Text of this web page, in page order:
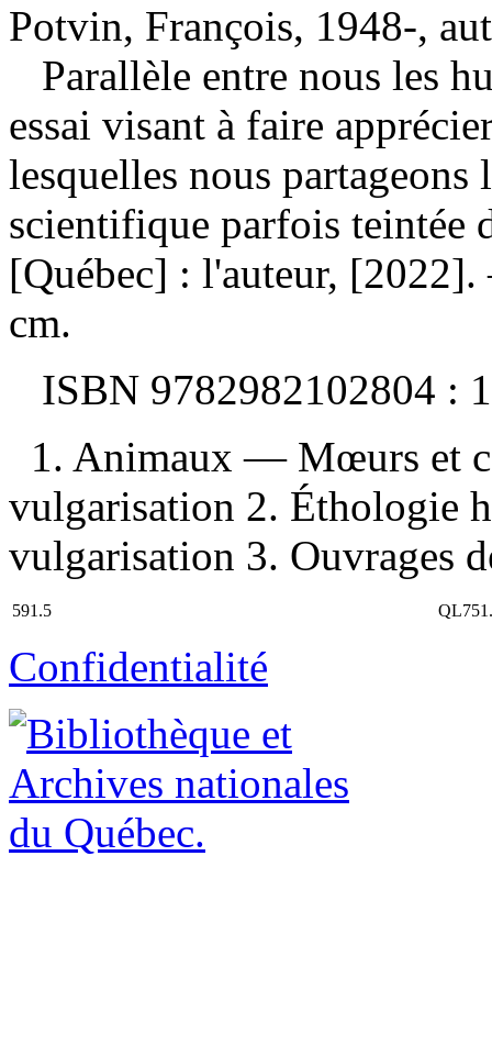
Potvin, François, 1948-,
Parallèle entre nous les
essai visant à faire
lesquelles nous
scientifique parfois teintée
[Québec] : l'auteur,
cm.
ISBN 9782982102804 :
1. Animaux — Mœurs et
vulgarisation 2. Éthologie
vulgarisation 3. Ouvrages
591.5
Confidentialité